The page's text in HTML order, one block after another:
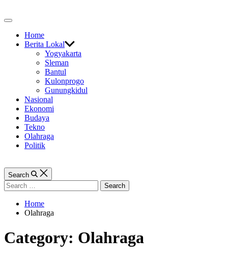
to
Off
CanvasHome
Berita Lokal
Yogyakarta
Sleman
Bantul
Kulonprogo
Gunungkidul
Nasional
Ekonomi
Budaya
Tekno
Olahraga
Politik
Search
Search
for:
Home
Olahraga
Category: Olahraga